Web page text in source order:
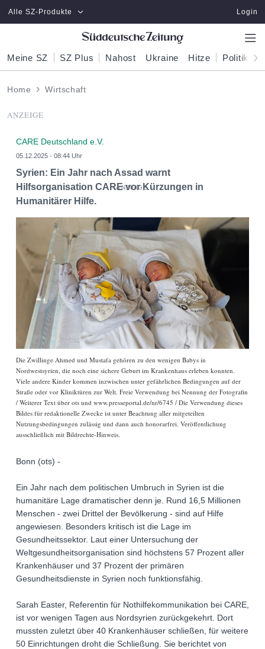
Zum Hauptinhalt springen
Alle SZ-Produkte Login
Meine SZ SZ Plus Nahost Ukraine Hitze Politik
Home Wirtschaft
ANZEIGE
CARE Deutschland e.V.
05.12.2025 - 08:44 Uhr
Syrien: Ein Jahr nach Assad warnt
Hilfsorganisation CARE vor Kürzungen in
Humanitärer Hilfe.
Die Zwillinge Ahmed und Mustafa gehören zu den wenigen Babys in
Nordwestsyrien, die noch eine sichere Geburt im Krankenhaus erleben konnten.
Viele andere Kinder kommen inzwischen unter gefährlichen Bedingungen auf der
Straße oder vor Kliniktüren zur Welt. Freie Verwendung bei Nennung der Fotografin
/ Weiterer Text über ots und www.presseportal.de/nr/6745 / Die Verwendung dieses
Bildes für redaktionelle Zwecke ist unter Beachtung aller mitgeteilten
Nutzungsbedingungen zulässig und dann auch honorarfrei. Veröffentlichung
ausschließlich mit Bildrechte-Hinweis.
Bonn (ots) -
Ein Jahr nach dem politischen Umbruch in Syrien ist die
humanitäre Lage dramatischer denn je. Rund 16,5 Millionen
Menschen - zwei Drittel der Bevölkerung - sind auf Hilfe
angewiesen. Besonders kritisch ist die Lage im
Gesundheitssektor. Laut einer Untersuchung der
Weltgesundheitsorganisation sind höchstens 57 Prozent aller
Krankenhäuser und 37 Prozent der primären
Gesundheitsdienste in Syrien noch funktionsfähig.
Sarah Easter, Referentin für Nothilfekommunikation bei CARE,
ist vor wenigen Tagen aus Nordsyrien zurückgekehrt. Dort
mussten zuletzt über 40 Krankenhäuser schließen, für weitere
50 Einrichtungen droht die Schließung. Sie berichtet von